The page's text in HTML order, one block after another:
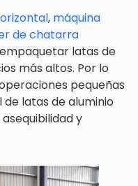
, máquina
de chatarra
latas de
más altos. Por lo
pequeñas
latas de aluminio
y